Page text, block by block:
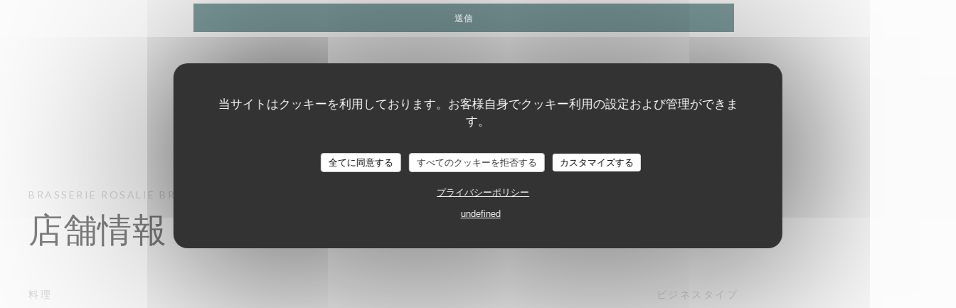
当サイトはクッキーを利用しております。お客様自身でクッキー利用の設定および管理ができま
す。
全てに同意する すべてのクッキーを拒否する カスタマイズする
プライバシーポリシー
undefined
BRASSERIE ROSALIE BRASSERIE - RESTAURANT
店舗情報
料理 ビジネスタイプ